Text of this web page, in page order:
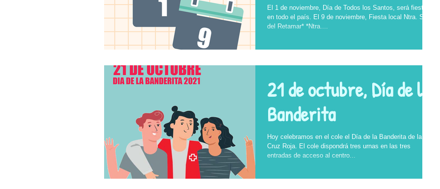
El 1 de noviembre, Día de Todos los Santos, será fiesta
en todo el país. El 9 de noviembre, Fiesta local Ntra. Sra.
del Retamar* *Ntra....
21 de octubre, Día de la
Banderita
Hoy celebramos en el cole el Día de la Banderita de la
Cruz Roja. El cole dispondrá tres urnas en las tres
entradas de acceso al centro...